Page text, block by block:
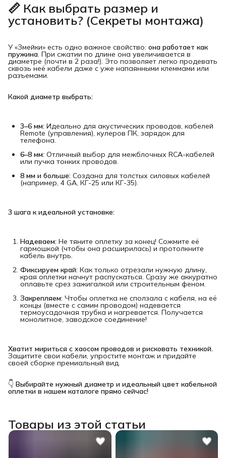
📏 Как выбрать размер и
установить? (Секреты монтажа)
У «Змейки» есть одно важное свойство: она работает как
пружина. При сжатии по длине она увеличивается в
диаметре (почти в 2 раза!). Это позволяет легко продевать
сквозь неё кабели даже с уже напаянными клеммами или
разъемами.
Какой диаметр выбрать:
3–6 мм: Идеально для акустических проводов, кабелей
Remote (управления), кулеров ПК, зарядок для
телефона.
6–8 мм: Отличный выбор для межблочных RCA-кабелей
или пучка тонких проводов.
8 мм и больше: Создана для толстых силовых кабелей
(например, 4 GA, КГ-25 или КГ-35).
3 шага к идеальной установке:
Надеваем: Не тяните оплетку за конец! Сожмите её
гармошкой (чтобы она расширилась) и протолкните
кабель внутрь.
Фиксируем край: Как только отрезали нужную длину,
края оплетки начнут распускаться. Сразу же аккуратно
оплавьте срез зажигалкой или строительным феном.
Закрепляем: Чтобы оплетка не сползала с кабеля, на её
концы (вместе с самим проводом) надевается
термоусадочная трубка и нагревается. Получается
монолитное, заводское соединение!
Хватит мириться с хаосом проводов и рисковать техникой.
Защитите свои кабели, упростите монтаж и придайте
своей сборке премиальный вид.
👇 Выбирайте нужный диаметр и идеальный цвет кабельной
оплетки в нашем каталоге прямо сейчас!
Товары из этой статьи